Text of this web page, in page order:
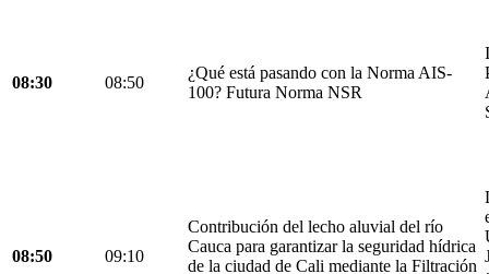
08:30 08:50
¿Qué está pasando con la Norma AIS-
100? Futura Norma NSR
08:50 09:10
Contribución del lecho aluvial del río
Cauca para garantizar la seguridad hídrica
de la ciudad de Cali mediante la Filtración